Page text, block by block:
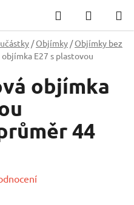
Hledat
KOŠÍK
/ Objímky / Objímky bez
E27 s plastovou
objímka
44